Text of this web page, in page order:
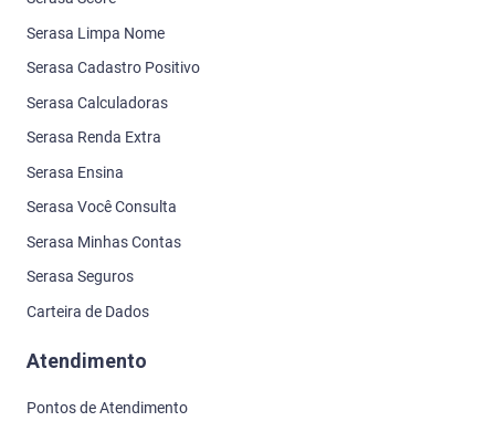
Serasa Limpa Nome
Serasa Cadastro Positivo
Serasa Calculadoras
Serasa Renda Extra
Serasa Ensina
Serasa Você Consulta
Serasa Minhas Contas
Serasa Seguros
Carteira de Dados
Atendimento
Pontos de Atendimento